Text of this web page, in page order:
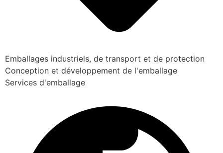
Emballages industriels, de transport et de protection
Conception et développement de l'emballage
Services d'emballage